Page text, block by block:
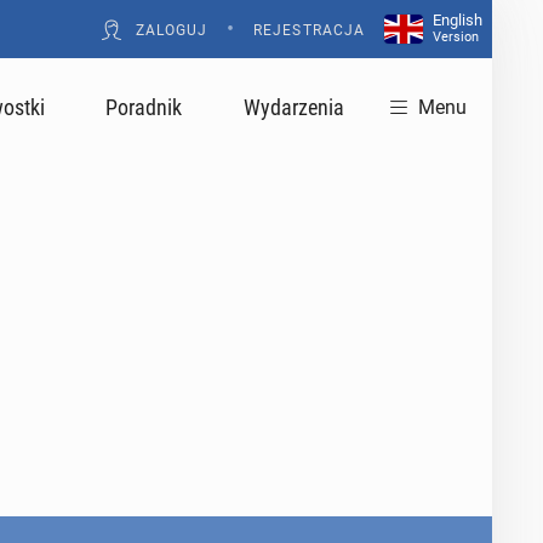
ZALOGUJ • REJESTRACJA
English
Version
Poradnik Wydarzenia Menu